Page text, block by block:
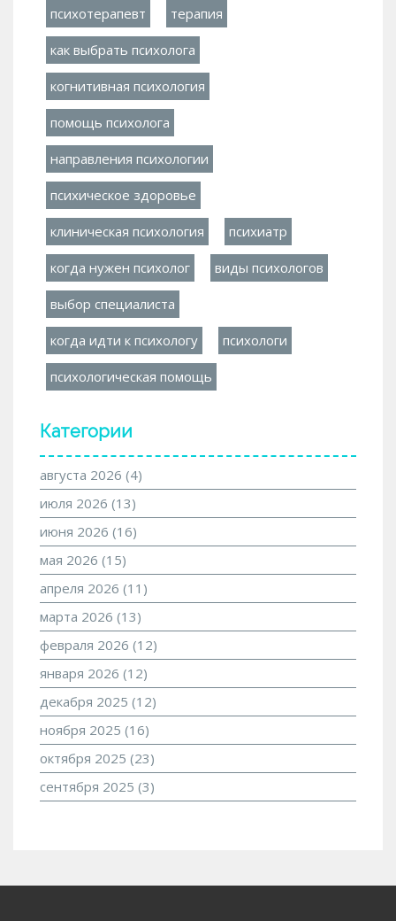
психотерапевт терапия
как выбрать психолога
когнитивная психология
помощь психолога
направления психологии
психическое здоровье
клиническая психология психиатр
когда нужен психолог виды психологов
выбор специалиста
когда идти к психологу психологи
психологическая помощь
Категории
августа 2026 (4)
июля 2026 (13)
июня 2026 (16)
мая 2026 (15)
апреля 2026 (11)
марта 2026 (13)
февраля 2026 (12)
января 2026 (12)
декабря 2025 (12)
ноября 2025 (16)
октября 2025 (23)
сентября 2025 (3)